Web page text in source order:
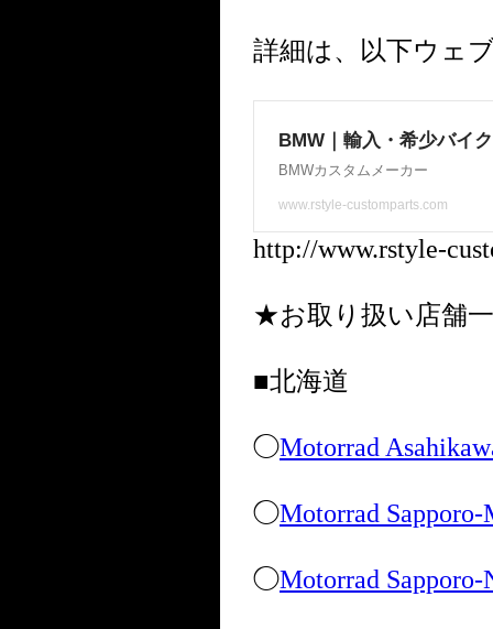
詳細は、以下ウェ
http://www.rstyle-
★お取り扱い店舗
■北海道
◯Motorrad
◯Motorrad
◯Motorrad Sapporo-